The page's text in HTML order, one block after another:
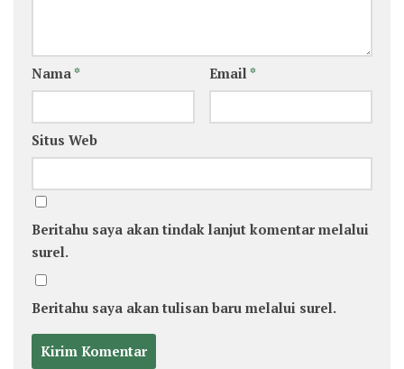
Nama * Email *
Situs Web
Beritahu saya akan tindak lanjut komentar melalui
surel.
Beritahu saya akan tulisan baru melalui surel.